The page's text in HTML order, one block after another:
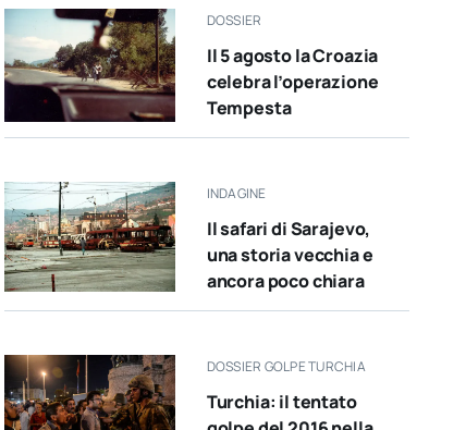
DOSSIER
Il 5 agosto la Croazia
celebra l’operazione
Tempesta
INDAGINE
Il safari di Sarajevo,
una storia vecchia e
ancora poco chiara
DOSSIER GOLPE TURCHIA
Turchia: il tentato